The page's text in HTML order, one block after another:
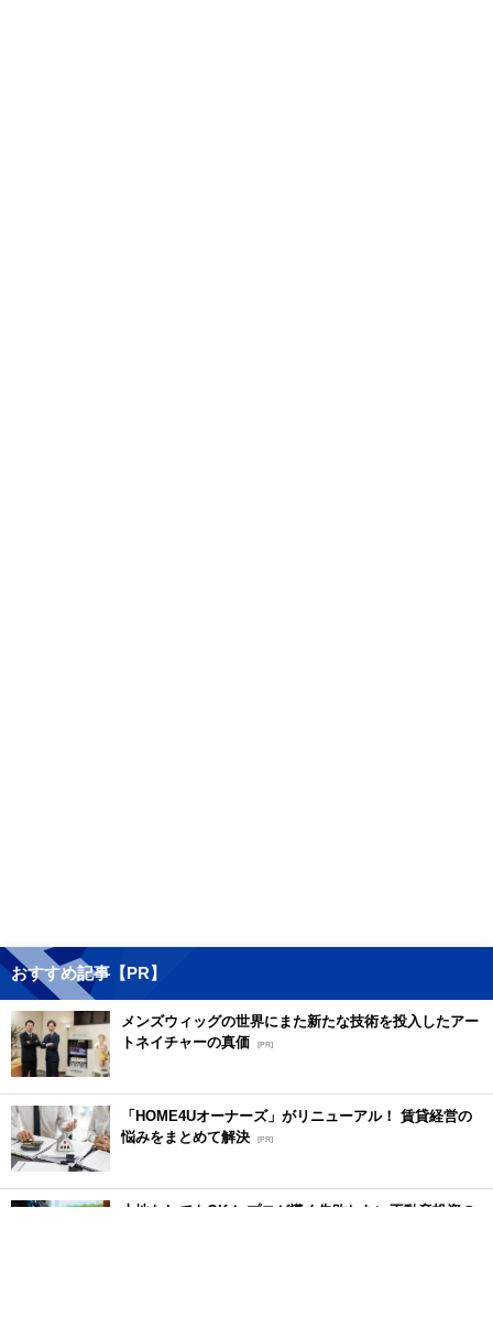
おすすめ記事【PR】
メンズウィッグの世界にまた新たな技術を投入したアー
トネイチャーの真価 [PR]
「HOME4Uオーナーズ」がリニューアル！ 賃貸経営の
悩みをまとめて解決 [PR]
土地なしでもOK！ プロが導く失敗しない不動産投資の